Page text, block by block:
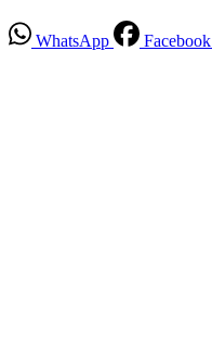
WhatsApp Facebook